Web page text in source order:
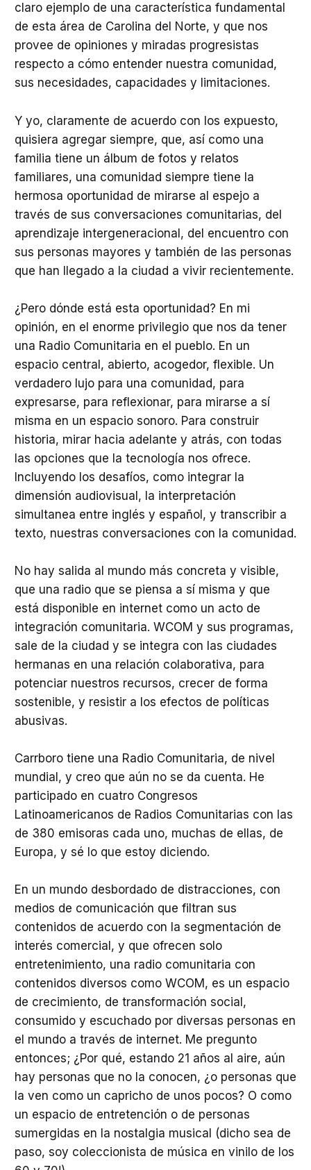
claro ejemplo de una característica fundamental
de esta área de Carolina del Norte, y que nos
provee de opiniones y miradas progresistas
respecto a cómo entender nuestra comunidad,
sus necesidades, capacidades y limitaciones.
Y yo, claramente de acuerdo con los expuesto,
quisiera agregar siempre, que, así como una
familia tiene un álbum de fotos y relatos
familiares, una comunidad siempre tiene la
hermosa oportunidad de mirarse al espejo a
través de sus conversaciones comunitarias, del
aprendizaje intergeneracional, del encuentro con
sus personas mayores y también de las personas
que han llegado a la ciudad a vivir recientemente.
¿Pero dónde está esta oportunidad? En mi
opinión, en el enorme privilegio que nos da tener
una Radio Comunitaria en el pueblo. En un
espacio central, abierto, acogedor, flexible. Un
verdadero lujo para una comunidad, para
expresarse, para reflexionar, para mirarse a sí
misma en un espacio sonoro. Para construir
historia, mirar hacia adelante y atrás, con todas
las opciones que la tecnología nos ofrece.
Incluyendo los desafíos, como integrar la
dimensión audiovisual, la interpretación
simultanea entre inglés y español, y transcribir a
texto, nuestras conversaciones con la comunidad.
No hay salida al mundo más concreta y visible,
que una radio que se piensa a sí misma y que
está disponible en internet como un acto de
integración comunitaria. WCOM y sus programas,
sale de la ciudad y se integra con las ciudades
hermanas en una relación colaborativa, para
potenciar nuestros recursos, crecer de forma
sostenible, y resistir a los efectos de políticas
abusivas.
Carrboro tiene una Radio Comunitaria, de nivel
mundial, y creo que aún no se da cuenta. He
participado en cuatro Congresos
Latinoamericanos de Radios Comunitarias con las
de 380 emisoras cada uno, muchas de ellas, de
Europa, y sé lo que estoy diciendo.
En un mundo desbordado de distracciones, con
medios de comunicación que filtran sus
contenidos de acuerdo con la segmentación de
interés comercial, y que ofrecen solo
entretenimiento, una radio comunitaria con
contenidos diversos como WCOM, es un espacio
de crecimiento, de transformación social,
consumido y escuchado por diversas personas en
el mundo a través de internet. Me pregunto
entonces; ¿Por qué, estando 21 años al aire, aún
hay personas que no la conocen, ¿o personas que
la ven como un capricho de unos pocos? O como
un espacio de entretención o de personas
sumergidas en la nostalgia musical (dicho sea de
paso, soy coleccionista de música en vinilo de los